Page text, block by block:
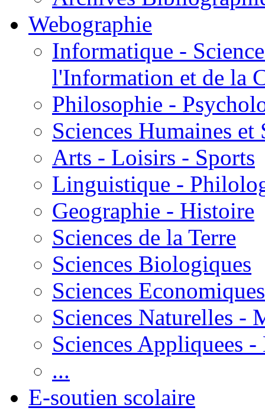
Webographie
Informatique -
l'Information et de la
Philosophie -
Sciences Humaines et
Arts - Loisirs - Sports
Linguistique -
Geographie - Histoire
Sciences de la Terre
Sciences Biologiques
Sciences Economiques
Sciences Naturelles -
Sciences Appliquees
...
E-soutien scolaire